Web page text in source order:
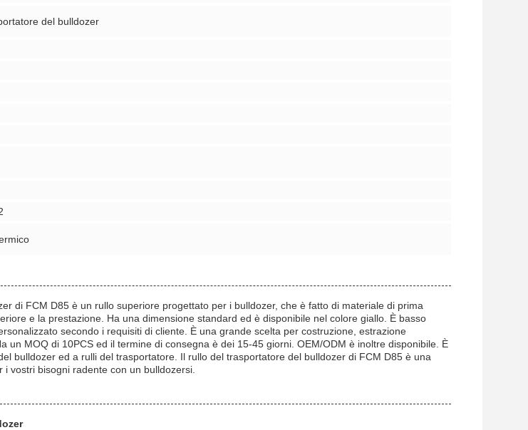
del bulldozer
di FCM D85 è un rullo superiore progettato per i bulldozer, che è fatto di materiale di prima
e la prestazione. Ha una dimensione standard ed è disponibile nel colore giallo. È basso
secondo i requisiti di cliente. È una grande scelta per costruzione, estrazione
un MOQ di 10PCS ed il termine di consegna è dei 15-45 giorni. OEM/ODM è inoltre disponibile. È
bulldozer ed a rulli del trasportatore. Il rullo del trasportatore del bulldozer di FCM D85 è una
vostri bisogni radente con un bulldozersi.